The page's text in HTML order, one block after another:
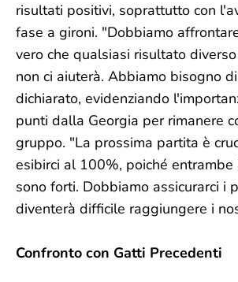
risultati positivi, soprattutto con
fase a gironi. "Dobbiamo
vero che qualsiasi risultato
non ci aiuterà. Abbiamo bisogno
dichiarato, evidenziando
punti dalla Georgia per rimanere
gruppo. "La prossima partita è
esibirci al 100%, poiché
sono forti. Dobbiamo assicurarci i
diventerà difficile raggiungere i
Confronto con Gatti Precedenti